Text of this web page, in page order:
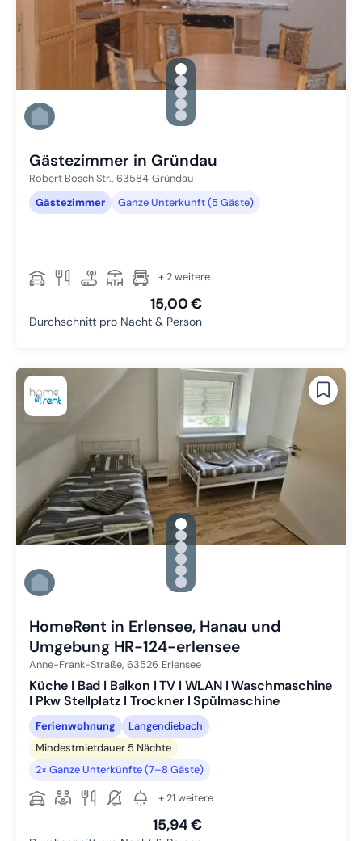
gallery.slide_selector
Zu Slide 1 wechseln
Zu Slide 2 wechseln
Zu Slide 3 wechseln
Zu Slide 4 wechseln
Zu Slide 5 wechseln
Gästezimmer in Gründau
Robert Bosch Str., 63584 Gründau
Gästezimmer
Ganze Unterkunft (5 Gäste)
+ 2 weitere
15,00 €
Durchschnitt pro Nacht & Person
gallery.slide_selector
Zu Slide 1 wechseln
Zu Slide 2 wechseln
Zu Slide 3 wechseln
Zu Slide 4 wechseln
Zu Slide 5 wechseln
Zu Slide 6 wechseln
HomeRent in Erlensee, Hanau und
Umgebung HR-124-erlensee
Anne-Frank-Straße, 63526 Erlensee
Küche I Bad I Balkon I TV I WLAN I Waschmaschine
I Pkw Stellplatz I Trockner I Spülmaschine
Ferienwohnung
Langendiebach
Mindestmietdauer 5 Nächte
2× Ganze Unterkünfte (7–8 Gäste)
+ 21 weitere
15,94 €